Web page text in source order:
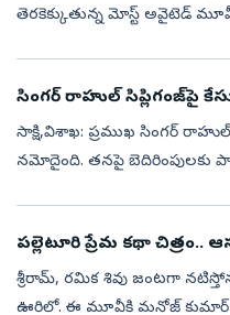
తెరకెక్కుతున్న మోస్ట్ అవైటెడ్
సింగర్ రాహుల్ సిప్లిగంజ్‌పై
సాక్షి,విశాఖ: ప్రముఖ సింగర్‌
నమోదైంది. తనపై బెదిరింపులకు
పల్లెటూరి ప్రేమ కథా చిత్రం..
శ్రీరామ్, రమిక శివు జంటగా
ఊరిలో. ఈ మూవీకి మనోజ్ కుమార్